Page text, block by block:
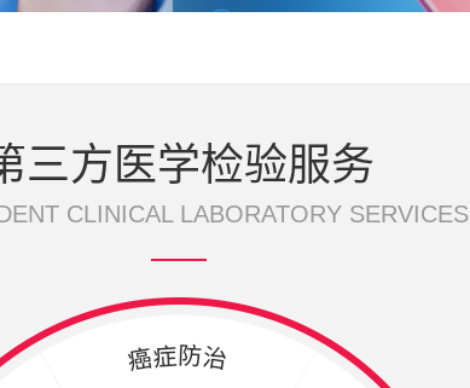
三方医学检验服务
CLINICAL LABORATORY SERVICES